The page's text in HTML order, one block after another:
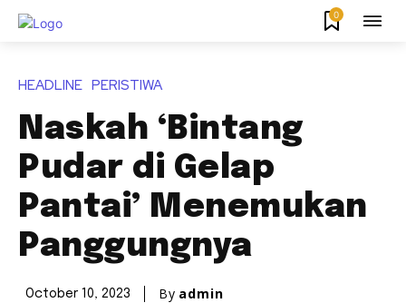
0
HEADLINE PERISTIWA
Naskah ‘Bintang
Pudar di Gelap
Pantai’ Menemukan
Panggungnya
October 10, 2023 By admin